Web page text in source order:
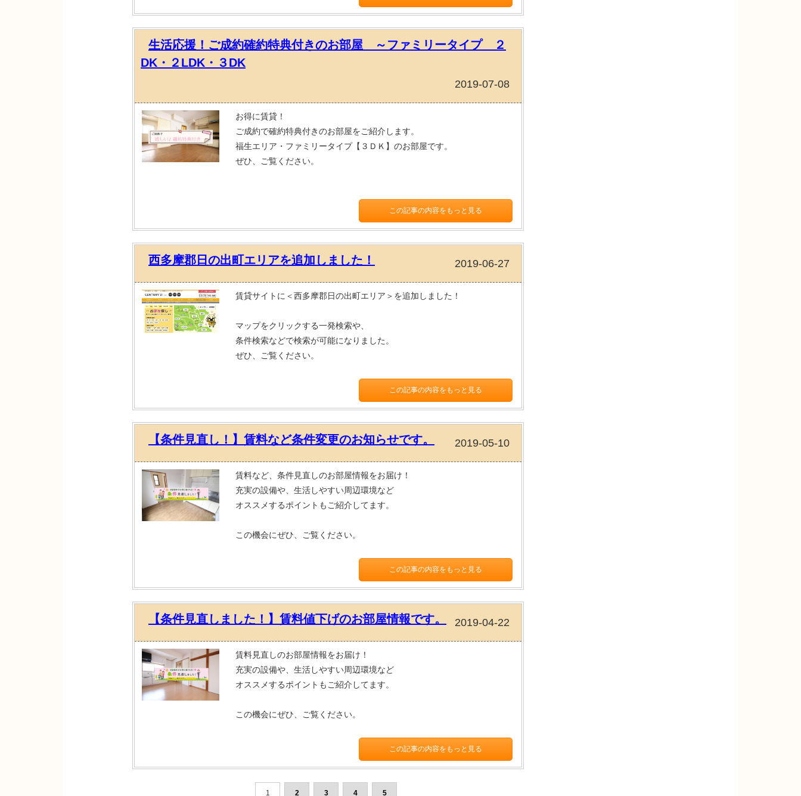
生活応援！ご成約確約特典付きのお部屋 ～ファミリータイプ ２
DK・２LDK・３DK
2019-07-08
お得に賃貸！
ご成約で確約特典付きのお部屋をご紹介します。
福生エリア・ファミリータイプ【３ＤＫ】のお部屋です。
ぜひ、ご覧ください。
この記事の内容をもっと見る
西多摩郡日の出町エリアを追加しました！ 2019-06-27
賃貸サイトに＜西多摩郡日の出町エリア＞を追加しました！
マップをクリックする一発検索や、
条件検索などで検索が可能になりました。
ぜひ、ご覧ください。
この記事の内容をもっと見る
【条件見直し！】賃料など条件変更のお知らせです。 2019-05-10
賃料など、条件見直しのお部屋情報をお届け！
充実の設備や、生活しやすい周辺環境など
オススメするポイントもご紹介してます。
この機会にぜひ、ご覧ください。
この記事の内容をもっと見る
【条件見直しました！】賃料値下げのお部屋情報です。 2019-04-22
賃料見直しのお部屋情報をお届け！
充実の設備や、生活しやすい周辺環境など
オススメするポイントもご紹介してます。
この機会にぜひ、ご覧ください。
この記事の内容をもっと見る
1 2 3 4 5